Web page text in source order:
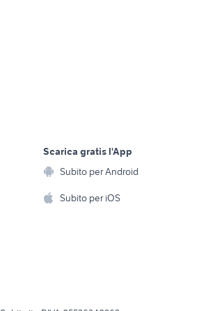
Biciclette
Scarica gratis l'App
Subito per Android
Subito per iOS